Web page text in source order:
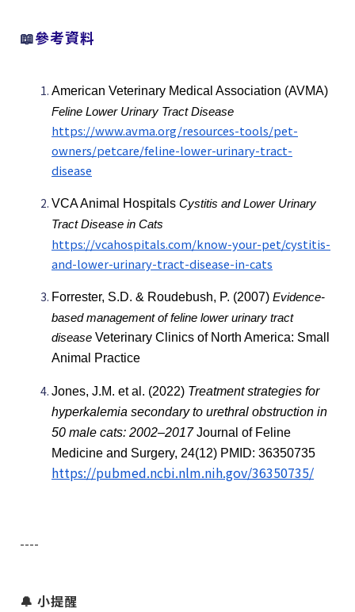
📖參考資料
American Veterinary Medical Association (AVMA)
Feline Lower Urinary Tract Disease
https://www.avma.org/resources-tools/pet-
owners/petcare/feline-lower-urinary-tract-
disease
VCA Animal Hospitals Cystitis and Lower Urinary
Tract Disease in Cats
https://vcahospitals.com/know-your-pet/cystitis-
and-lower-urinary-tract-disease-in-cats
Forrester, S.D. & Roudebush, P. (2007) Evidence-
based management of feline lower urinary tract
disease Veterinary Clinics of North America: Small
Animal Practice
Jones, J.M. et al. (2022) Treatment strategies for
hyperkalemia secondary to urethral obstruction in
50 male cats: 2002–2017Journal of Feline
Medicine and Surgery, 24(12) PMID: 36350735
https://pubmed.ncbi.nlm.nih.gov/36350735/
----
🔔 小提醒